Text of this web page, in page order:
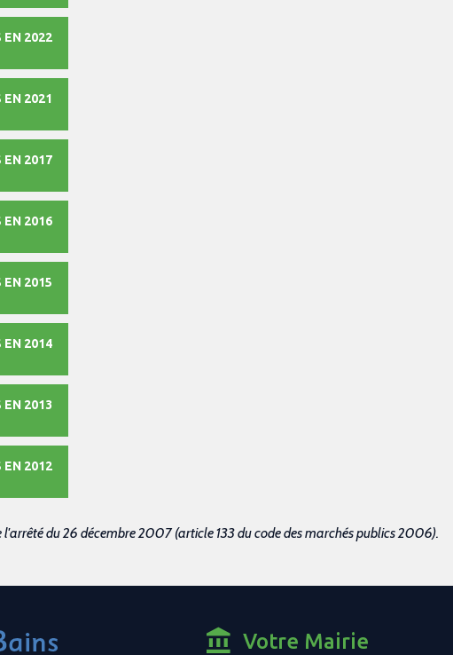
EN 2022
EN 2021
EN 2017
EN 2016
EN 2015
EN 2014
EN 2013
EN 2012
du 26 décembre 2007 (article 133 du code des marchés publics 2006).
Votre Mairie